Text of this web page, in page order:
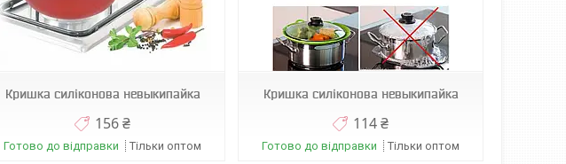
Кришка силіконова невыкипайка
156 ₴
Готово до відправки Тільки оптом
432
Кришка силіконова невыкипайка
114 ₴
Готово до відправки Тільки оптом